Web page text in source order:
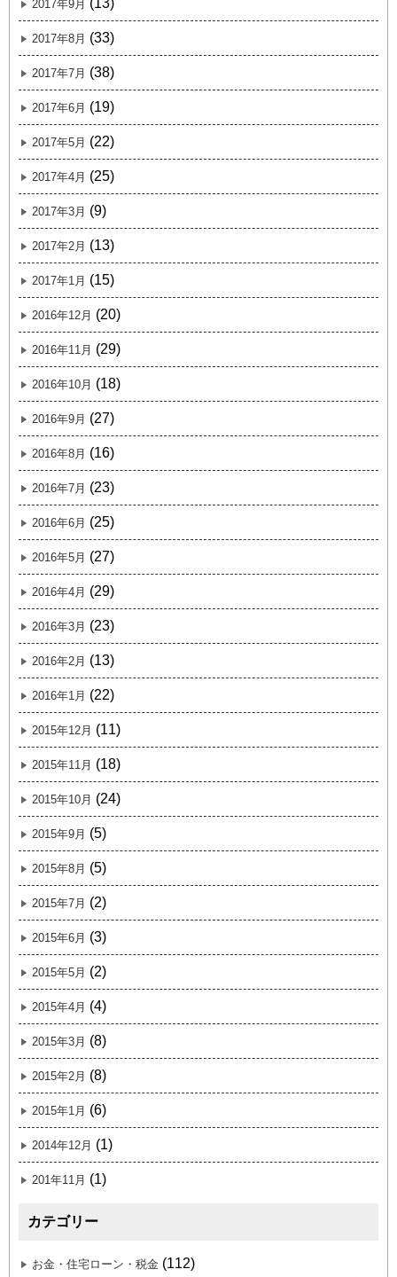
2017年9月
2017年8月 (33)
2017年7月 (38)
2017年6月 (19)
2017年5月 (22)
2017年4月 (25)
2017年3月 (9)
2017年2月 (13)
2017年1月 (15)
2016年12月 (20)
2016年11月 (29)
2016年10月 (18)
2016年9月 (27)
2016年8月 (16)
2016年7月 (23)
2016年6月 (25)
2016年5月 (27)
2016年4月 (29)
2016年3月 (23)
2016年2月 (13)
2016年1月 (22)
2015年12月 (11)
2015年11月 (18)
2015年10月 (24)
2015年9月 (5)
2015年8月 (5)
2015年7月 (2)
2015年6月 (3)
2015年5月 (2)
2015年4月 (4)
2015年3月 (8)
2015年2月 (8)
2015年1月 (6)
2014年12月 (1)
201年11月 (1)
カテゴリー
お金・住宅ローン・税金 (112)